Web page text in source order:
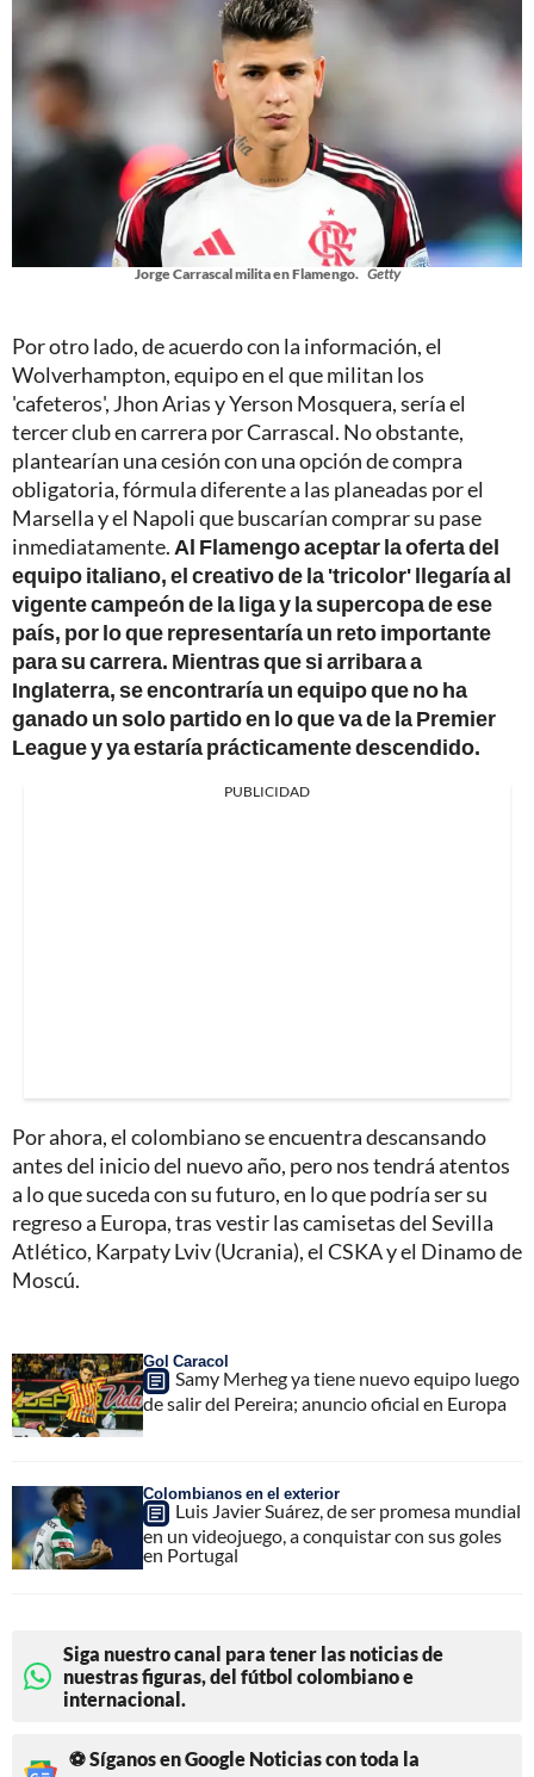
Jorge Carrascal milita en Flamengo. Getty
Por otro lado, de acuerdo con la información, el
Wolverhampton, equipo en el que militan los
'cafeteros', Jhon Arias y Yerson Mosquera, sería el
tercer club en carrera por Carrascal. No obstante,
plantearían una cesión con una opción de compra
obligatoria, fórmula diferente a las planeadas por el
Marsella y el Napoli que buscarían comprar su pase
inmediatamente. Al Flamengo aceptar la oferta del
equipo italiano, el creativo de la 'tricolor' llegaría al
vigente campeón de la liga y la supercopa de ese
país, por lo que representaría un reto importante
para su carrera. Mientras que si arribara a
Inglaterra, se encontraría un equipo que no ha
ganado un solo partido en lo que va de la Premier
League y ya estaría prácticamente descendido.
PUBLICIDAD
Por ahora, el colombiano se encuentra descansando
antes del inicio del nuevo año, pero nos tendrá atentos
a lo que suceda con su futuro, en lo que podría ser su
regreso a Europa, tras vestir las camisetas del Sevilla
Atlético, Karpaty Lviv (Ucrania), el CSKA y el Dinamo de
Moscú.
Gol Caracol
Samy Merheg ya tiene nuevo equipo luego
de salir del Pereira; anuncio oficial en Europa
Colombianos en el exterior
Luis Javier Suárez, de ser promesa mundial
en un videojuego, a conquistar con sus goles
en Portugal
Siga nuestro canal para tener las noticias de
nuestras figuras, del fútbol colombiano e
internacional.
⚽ Síganos en Google Noticias con toda la